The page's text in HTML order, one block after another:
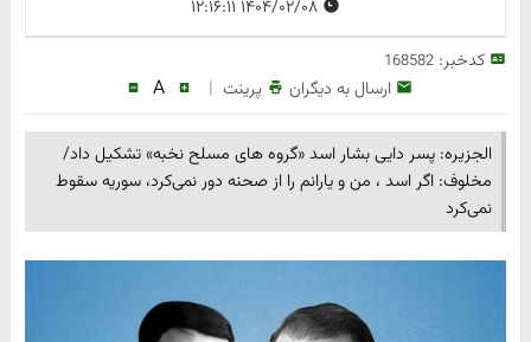
کدخبر:168582
ارسال به دیگران پرینت |
A
الجزیره: پسر دایی بشار اسد «گروه های مسلح نخبه» تشکیل داد/
مخلوف: اگر اسد ، من و یارانم را از صحنه دور نمی‌کرد، سوریه سقوط
نمی‌کرد